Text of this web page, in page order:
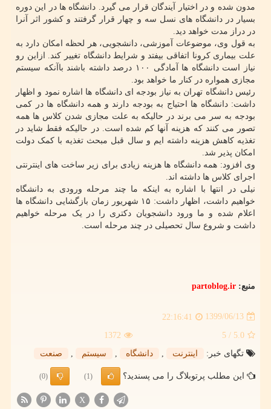
مدون شده و در اختیار آیندگان قرار می گیرد. دانشگاه ها در این دوره
بسیار در دانشگاه های نسل سه و چهار قرار گرفتند و کشور اثر آنرا
در دراز مدت خواهد دید.
به قول وی، موضوعات آموزشی، دانشجویی، هر لحظه امکان دارد به
علت بیماری کرونا اتفاقی بیفتد و شرایط دانشگاه تغییر کند. ازاین رو
نیاز است دانشگاه ها آمادگی ۱۰۰ درصد داشته باشند باآنکه سیستم
مجازی همواره در کنار ما خواهد بود.
رئیس دانشگاه تهران به نیاز بودجه ای دانشگاه ها اشاره نمود و اظهار
داشت: دانشگاه ها احتیاج به بودجه دارند و همه دانشگاه ها در کمی
بودجه به سر می برند در حالیکه به علت مجازی شدن کلاس ها همه
تصور می کنند که هزینه آنها کم شده است. در حالیکه فقط شاید در
تغذیه کاهش هزینه داشته ایم و سال قبل مبحث تغذیه با کمک دولت
امکان پذیر شد.
وی افزود: همه دانشگاه ها هزینه زیادی برای زیر ساخت های اینترنتی
اجرای کلاس ها داشته اند.
نیلی در انتها با اشاره به اینکه ما چند مرحله ورودی به دانشگاه
خواهیم داشت، اظهار داشت: ۱۵ شهریور زمان بازگشایی دانشگاه ها
اعلام شده و ما ورود دانشجویان دکتری را در یک مرحله خواهیم
داشت و شروع سال تحصیلی در چند مرحله است.
منبع: partoblog.ir
1399/06/13
22:16:41
5.0
/ 5
1372
تگهای خبر:
اینترنت دانشگاه سیستم صنعت
این مطلب پرتوبلاگ را می پسندید؟ (1)
(0)
X